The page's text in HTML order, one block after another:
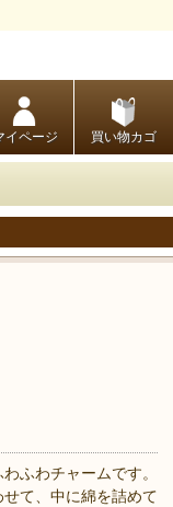
イページ 買い物カゴ
ふわチャームです。
て、中に綿を詰めて